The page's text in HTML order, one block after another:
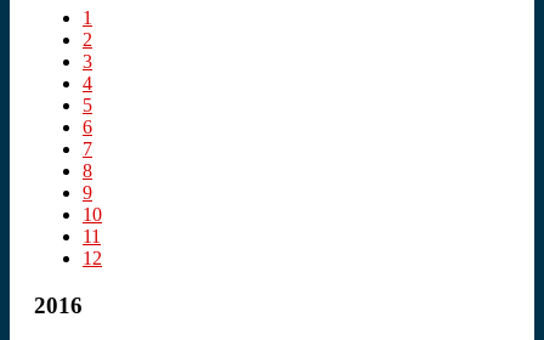
1
2
3
4
5
6
7
8
9
10
11
12
2016